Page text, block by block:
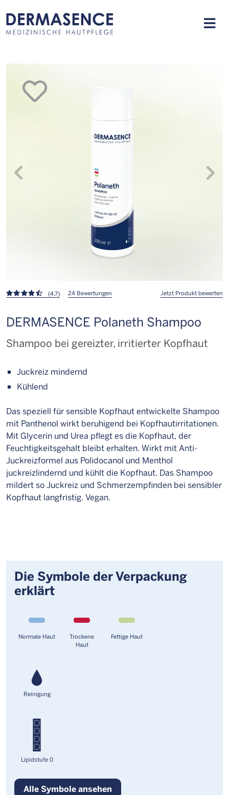
merken
(4.7) 24 Bewertungen Jetzt Produkt bewerten
DERMASENCE Polaneth Shampoo
Shampoo bei gereizter, irritierter Kopfhaut
Juckreiz mindernd
Kühlend
Das speziell für sensible Kopfhaut entwickelte Shampoo
mit Panthenol wirkt beruhigend bei Kopfhautirritationen.
Mit Glycerin und Urea pflegt es die Kopfhaut, der
Feuchtigkeitsgehalt bleibt erhalten. Wirkt mit Anti-
Juckreizformel aus Polidocanol und Menthol
juckreizlindernd und kühlt die Kopfhaut. Das Shampoo
mildert so Juckreiz und Schmerzempfinden bei sensibler
Kopfhaut langfristig. Vegan.
Die Symbole der Verpackung
erklärt
Normale Haut
Trockene
Haut
Fettige Haut
Reinigung
Lipidstufe 0
Alle Symbole ansehen